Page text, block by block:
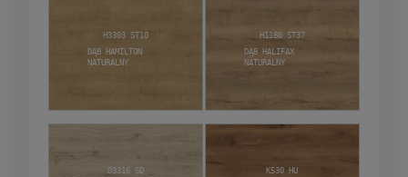
Dąb Hamilton
Naturalny
H3303 ST10
Dąb Halifax
naturalny
H1180 ST37
D3316 SD K530 HU